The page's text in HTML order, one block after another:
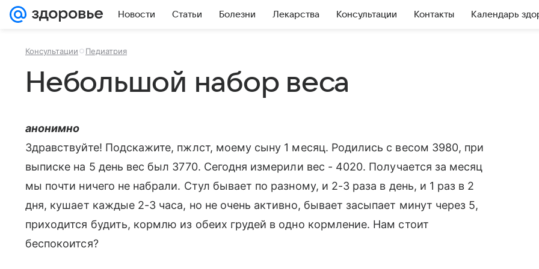
Новости Статьи Болезни Лекарства Консультации Контакты Календарь
Консультации Педиатрия
Небольшой набор веса
анонимно
Здравствуйте! Подскажите, пжлст, моему сыну 1 месяц. Родились с весом 3980, при
выписке на 5 день вес был 3770. Сегодня измерили вес - 4020. Получается за месяц
мы почти ничего не набрали. Стул бывает по разному, и 2-3 раза в день, и 1 раз в 2
дня, кушает каждые 2-3 часа, но не очень активно, бывает засыпает минут через 5,
приходится будить, кормлю из обеих грудей в одно кормление. Нам стоит
беспокоится?